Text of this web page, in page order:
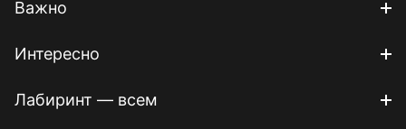
Важно
Интересно
Лабиринт — всем